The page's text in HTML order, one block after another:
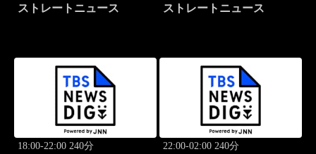
ストレートニュース ストレートニュース
18:00-22:00 240分 22:00-02:00 240分